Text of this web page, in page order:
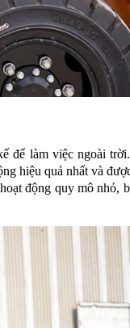
để làm việc ngoài
hiệu quả nhất và
động quy mô nhỏ,